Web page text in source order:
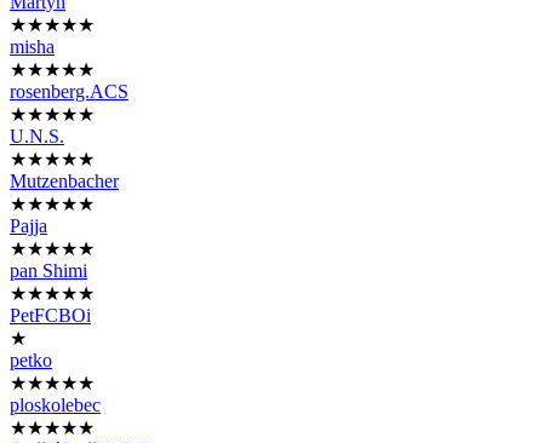
★★★★★
misha
★★★★★
rosenberg.ACS
★★★★★
U.N.S.
★★★★★
Mutzenbacher
★★★★★
Pajja
★★★★★
pan Shimi
★★★★★
PetFCBOi
★
petko
★★★★★
ploskolebec
★★★★★